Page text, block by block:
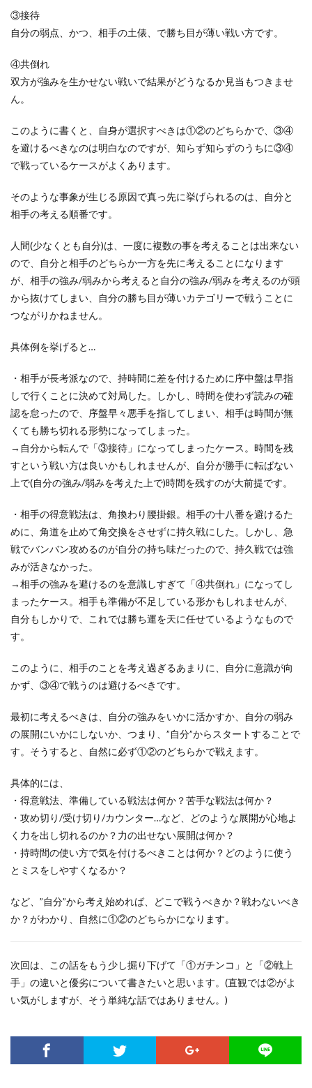
③接待
自分の弱点、かつ、相手の土俵、で勝ち目が薄い戦い方です。
④共倒れ
双方が強みを生かせない戦いで結果がどうなるか見当もつきませ
ん。
このように書くと、自身が選択すべきは①②のどちらかで、③④
を避けるべきなのは明白なのですが、知らず知らずのうちに③④
で戦っているケースがよくあります。
そのような事象が生じる原因で真っ先に挙げられるのは、自分と
相手の考える順番です。
人間(少なくとも自分)は、一度に複数の事を考えることは出来ない
ので、自分と相手のどちらか一方を先に考えることになります
が、相手の強み/弱みから考えると自分の強み/弱みを考えるのが頭
から抜けてしまい、自分の勝ち目が薄いカテゴリーで戦うことに
つながりかねません。
具体例を挙げると…
・相手が長考派なので、持時間に差を付けるために序中盤は早指
しで行くことに決めて対局した。しかし、時間を使わず読みの確
認を怠ったので、序盤早々悪手を指してしまい、相手は時間が無
くても勝ち切れる形勢になってしまった。
→自分から転んで「③接待」になってしまったケース。時間を残
すという戦い方は良いかもしれませんが、自分が勝手に転ばない
上で(自分の強み/弱みを考えた上で)時間を残すのが大前提です。
・相手の得意戦法は、角換わり腰掛銀。相手の十八番を避けるた
めに、角道を止めて角交換をさせずに持久戦にした。しかし、急
戦でバンバン攻めるのが自分の持ち味だったので、持久戦では強
みが活きなかった。
→相手の強みを避けるのを意識しすぎて「④共倒れ」になってし
まったケース。相手も準備が不足している形かもしれませんが、
自分もしかりで、これでは勝ち運を天に任せているようなもので
す。
このように、相手のことを考え過ぎるあまりに、自分に意識が向
かず、③④で戦うのは避けるべきです。
最初に考えるべきは、自分の強みをいかに活かすか、自分の弱み
の展開にいかにしないか、つまり、”自分”からスタートすることで
す。そうすると、自然に必ず①②のどちらかで戦えます。
具体的には、
・得意戦法、準備している戦法は何か？苦手な戦法は何か？
・攻め切り/受け切り/カウンター…など、どのような展開が心地よ
く力を出し切れるのか？力の出せない展開は何か？
・持時間の使い方で気を付けるべきことは何か？どのように使う
とミスをしやすくなるか？
など、”自分”から考え始めれば、どこで戦うべきか？戦わないべき
か？がわかり、自然に①②のどちらかになります。
次回は、この話をもう少し掘り下げて「①ガチンコ」と「②戦上
手」の違いと優劣について書きたいと思います。(直観では②がよ
い気がしますが、そう単純な話ではありません。)